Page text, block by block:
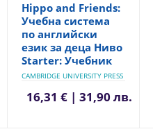
Hippo and Friends:
Учебна система
по английски
език за деца Ниво
Starter: Учебник
CAMBRIDGE UNIVERSITY PRESS
16,31 € | 31,90 лв.